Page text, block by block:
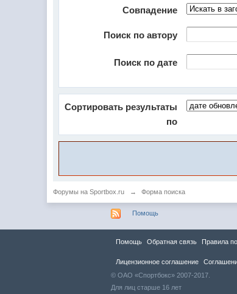
Совпадение
Поиск по автору
Поиск по дате
Сортировать результаты
по
Форумы на Sportbox.ru → Форма поиска
Помощь
Помощь Обратная связь Правила
Лицензионное соглашение
© ОАО «Спортбокс» 2007-2017.
Для лиц старше 16 лет